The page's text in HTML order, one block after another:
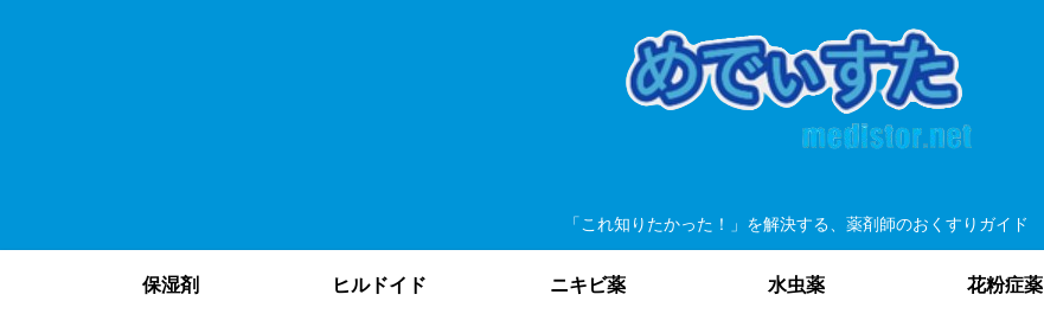
「これ知りたかった！」を解決する、薬剤師のおくすりガイド
保湿剤 ヒルドイド ニキビ薬 水虫薬 花粉症薬